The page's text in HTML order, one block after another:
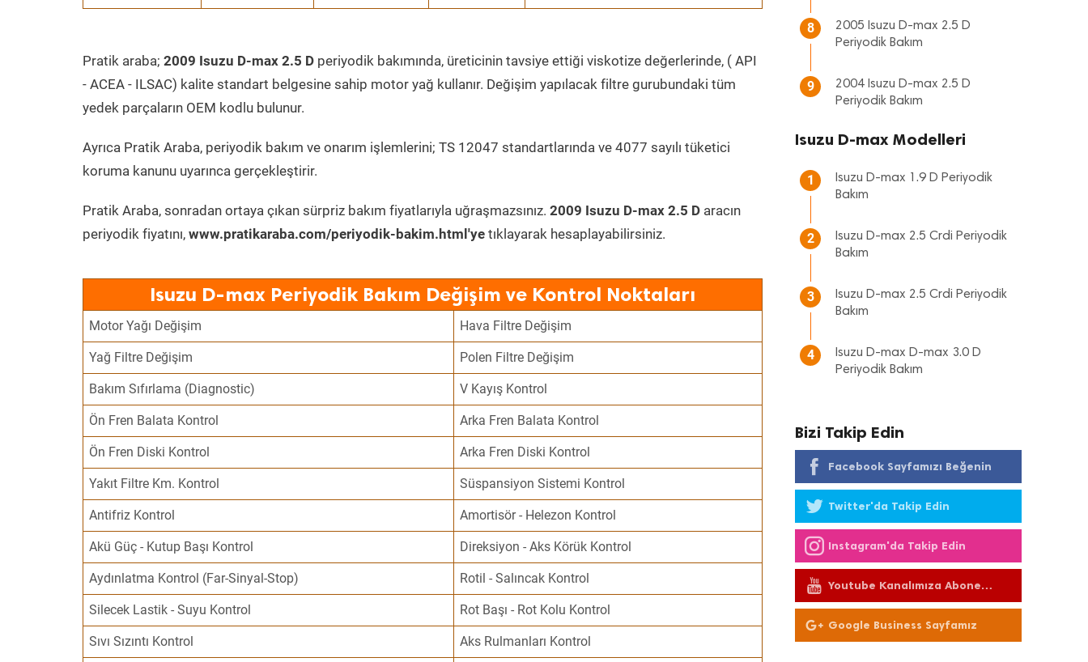
Pratik araba; 2009 Isuzu D-max 2.5 D periyodik bakımında, üreticinin tavsiye ettiği viskotize değerlerinde, ( API
- ACEA - ILSAC) kalite standart belgesine sahip motor yağ kullanır. Değişim yapılacak filtre gurubundaki tüm
yedek parçaların OEM kodlu bulunur.
Ayrıca Pratik Araba, periyodik bakım ve onarım işlemlerini; TS 12047 standartlarında ve 4077 sayılı tüketici
koruma kanunu uyarınca gerçekleştirir.
Pratik Araba, sonradan ortaya çıkan sürpriz bakım fiyatlarıyla uğraşmazsınız. 2009 Isuzu D-max 2.5 D aracın
periyodik fiyatını, www.pratikaraba.com/periyodik-bakim.html'ye tıklayarak hesaplayabilirsiniz.
Isuzu D-max Periyodik Bakım Değişim ve Kontrol Noktaları
Motor Yağı Değişim Hava Filtre Değişim
Yağ Filtre Değişim Polen Filtre Değişim
Bakım Sıfırlama (Diagnostic) V Kayış Kontrol
Ön Fren Balata Kontrol Arka Fren Balata Kontrol
Ön Fren Diski Kontrol Arka Fren Diski Kontrol
Yakıt Filtre Km. Kontrol Süspansiyon Sistemi Kontrol
Antifriz Kontrol Amortisör - Helezon Kontrol
Akü Güç - Kutup Başı Kontrol Direksiyon - Aks Körük Kontrol
Aydınlatma Kontrol (Far-Sinyal-Stop) Rotil - Salıncak Kontrol
Silecek Lastik - Suyu Kontrol Rot Başı - Rot Kolu Kontrol
Sıvı Sızıntı Kontrol Aks Rulmanları Kontrol
8
2005 Isuzu D-max 2.5 D
Periyodik Bakım
9
2004 Isuzu D-max 2.5 D
Periyodik Bakım
Isuzu D-max Modelleri
1
Isuzu D-max 1.9 D Periyodik
Bakım
2
Isuzu D-max 2.5 Crdi Periyodik
Bakım
3
Isuzu D-max 2.5 Crdi Periyodik
Bakım
4
Isuzu D-max D-max 3.0 D
Periyodik Bakım
Bizi Takip Edin
Facebook Sayfamızı Beğenin
Twitter'da Takip Edin
Instagram'da Takip Edin
Youtube Kanalımıza Abone
Olun
Google Business Sayfamız